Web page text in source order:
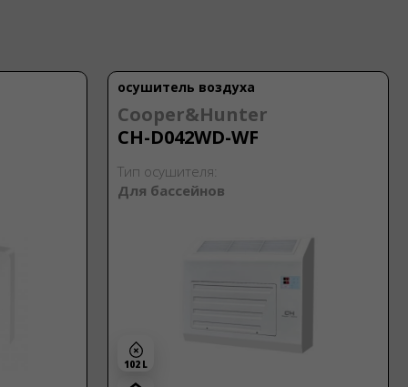
осушитель воздуха
Cooper&Hunter
CH-D042WD-WF
Тип осушителя:
Для бассейнов
102 L